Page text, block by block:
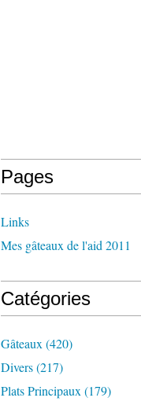
Pages
Links
Mes gâteaux de l'aid 2011
Catégories
Gâteaux (420)
Divers(217)
Plats Principaux (179)